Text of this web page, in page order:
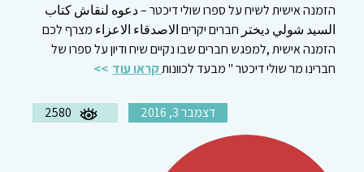
הזמנה אישית לשיח על ספרו שולי דיכטר – دعوه لنقاش كتاب
السيد شولي ديختر חברים יקרים الاصدقاء الاعزاء מצרף לכם
הזמנה אישית ,למפגש חברים שבו נקיים שיח ודיון על ספרו של
חברינו מר שולי דיכטר " מבעד לכוונותקראו עוד
דצמבר 3, 2016 2580